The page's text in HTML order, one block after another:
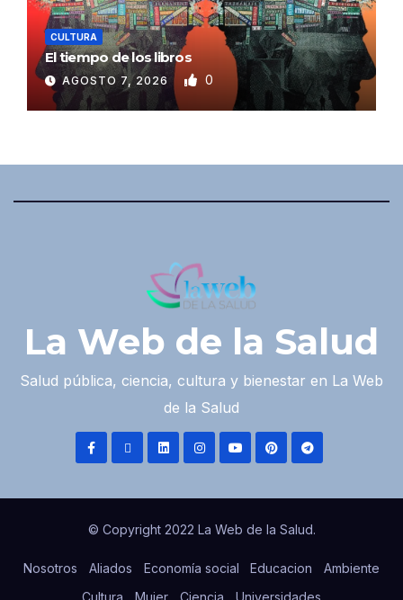
CULTURA
El tiempo de los libros
AGOSTO 7, 2026 0
La Web de la Salud
Salud pública, ciencia, cultura y bienestar en La Web
de la Salud
© Copyright 2022 La Web de la Salud.
Nosotros Aliados Economía social Educacion
Ambiente